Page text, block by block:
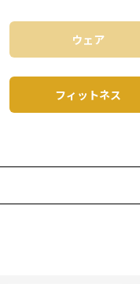
ウェア
フィットネス